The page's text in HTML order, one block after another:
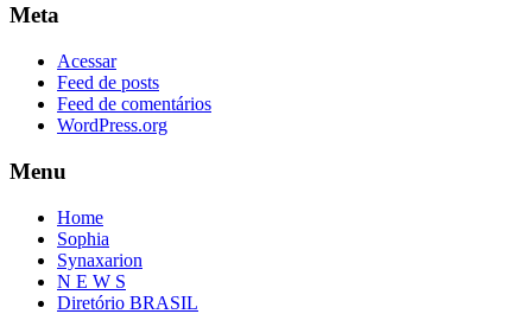
Meta
Acessar
Feed de posts
Feed de comentários
WordPress.org
Menu
Home
Sophia
Synaxarion
N E W S
Diretório BRASIL